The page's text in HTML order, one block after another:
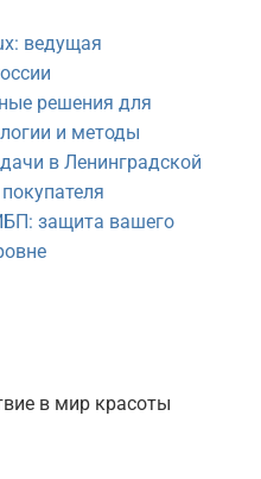
ведущая
решения для
и методы
в Ленинградской
защита вашего
в мир красоты